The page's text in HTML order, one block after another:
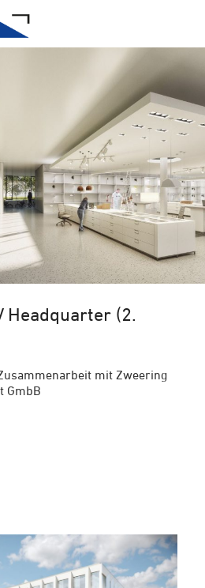
Headquarter (2.
mit Zweering
GmbB